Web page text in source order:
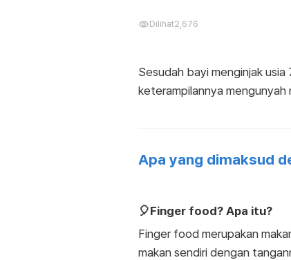
Dilihat2,676
Sesudah bayi menginjak
keterampilannya
Apa yang dimaksud
🎈Finger food? Apa itu?
Finger food merupakan
makan sendiri dengan